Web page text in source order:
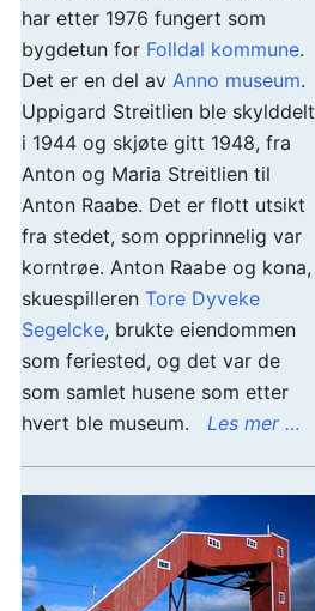
har etter 1976 fungert som
bygdetun for Folldal kommune.
Det er en del av Anno museum.
Uppigard Streitlien ble skylddelt
i 1944 og skjøte gitt 1948, fra
Anton og Maria Streitlien til
Anton Raabe. Det er flott utsikt
fra stedet, som opprinnelig var
korntrøe. Anton Raabe og kona,
skuespilleren Tore Dyveke
Segelcke, brukte eiendommen
som feriested, og det var de
som samlet husene som etter
hvert ble museum. Les mer …